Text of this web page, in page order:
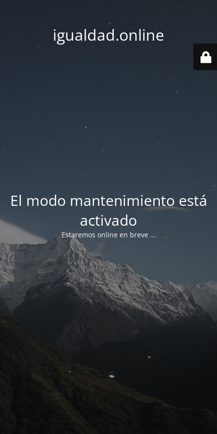
igualdad.online
El modo mantenimiento está
activado
Estaremos online en breve ...